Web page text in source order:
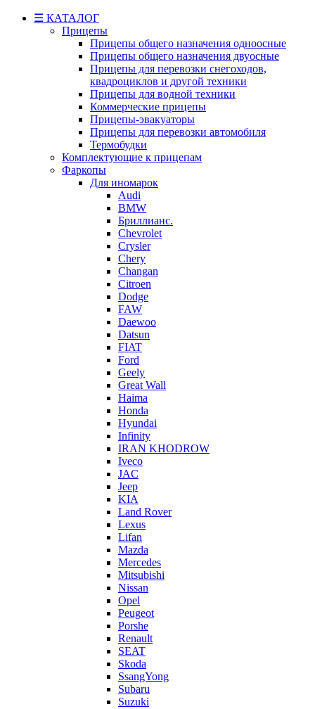
☰ КАТАЛОГ
Прицепы
Прицепы общего назначения одноосные
Прицепы общего назначения двуосные
Прицепы для перевозки снегоходов,
квадроциклов и другой техники
Прицепы для водной техники
Коммерческие прицепы
Прицепы-эвакуаторы
Прицепы для перевозки автомобиля
Термобудки
Комплектующие к прицепам
Фаркопы
Для иномарок
Audi
BMW
Бриллианс.
Chevrolet
Crysler
Chery
Changan
Citroen
Dodge
FAW
Daewoo
Datsun
FIAT
Ford
Geely
Great Wall
Haima
Honda
Hyundai
Infinity
IRAN KHODROW
Iveco
JAC
Jeep
KIA
Land Rover
Lexus
Lifan
Mazda
Mercedes
Mitsubishi
Nissan
Opel
Peugeot
Porshe
Renault
SEAT
Skoda
SsangYong
Subaru
Suzuki